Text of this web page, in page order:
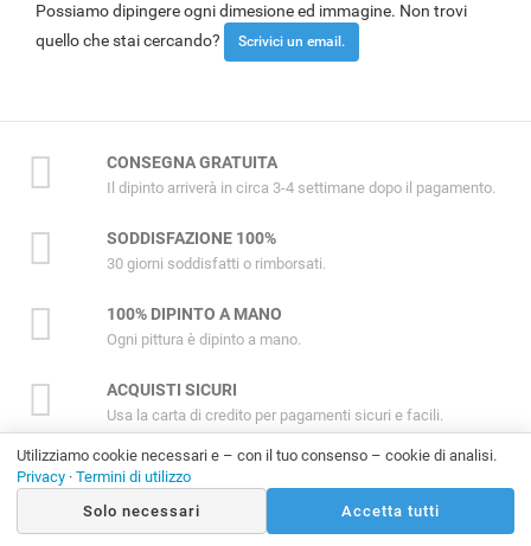
Possiamo dipingere ogni dimesione ed immagine. Non trovi
quello che stai cercando?
Scrivici un email.
CONSEGNA GRATUITA
Il dipinto arriverà in circa 3-4 settimane dopo il pagamento.
SODDISFAZIONE 100%
30 giorni soddisfatti o rimborsati.
100% DIPINTO A MANO
Ogni pittura è dipinto a mano.
ACQUISTI SICURI
Usa la carta di credito per pagamenti sicuri e facili.
Utilizziamo cookie necessari e – con il tuo consenso – cookie di analisi.
Privacy · Termini di utilizzo
Solo necessari
Accetta tutti